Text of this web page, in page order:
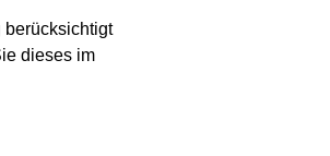
berücksichtigt
dieses im